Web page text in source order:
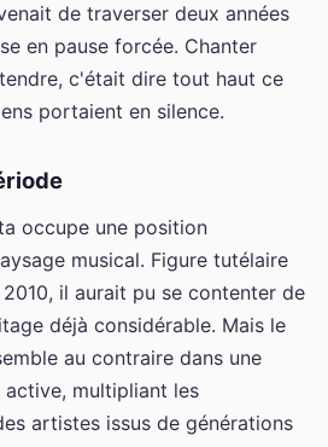
de traverser deux années
en pause forcée. Chanter
c'était dire tout haut ce
portaient en silence.
occupe une position
musical. Figure tutélaire
il aurait pu se contenter de
déjà considérable. Mais le
au contraire dans une
multipliant les
artistes issus de générations